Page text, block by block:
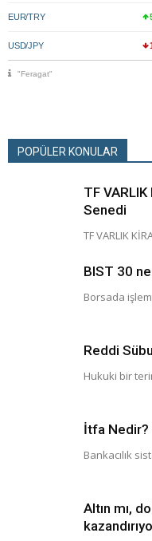
EUR/TRY
USD/JPY
"Feragat"
POPÜLER KONULAR
TF
Senedi
TF VARLIK
BIST 30
Borsada işlem
Reddi
Hukuki bir
İtfa Nedir?
Bankacılık
Altın mı,